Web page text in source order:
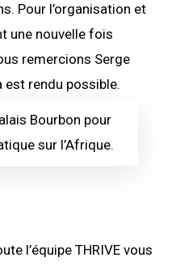
Pour l’organisation et
une nouvelle fois
remercions Serge
est rendu possible.
Bourbon pour
sur l’Afrique.
l’équipe THRIVE vous